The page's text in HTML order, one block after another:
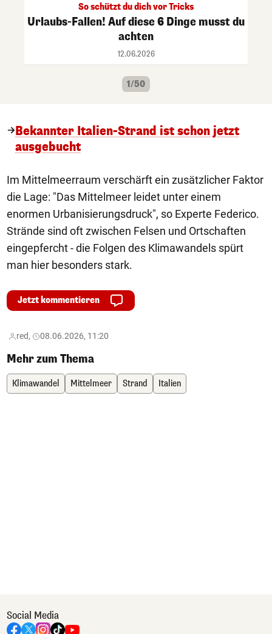
So schützt du dich vor Tricks
Urlaubs-Fallen! Auf diese 6 Dinge musst du
achten
12.06.2026
1/50
Bekannter Italien-Strand ist schon jetzt
ausgebucht
Im Mittelmeerraum verschärft ein zusätzlicher Faktor
die Lage: "Das Mittelmeer leidet unter einem
enormen Urbanisierungsdruck", so Experte Federico.
Strände sind oft zwischen Felsen und Ortschaften
eingepfercht - die Folgen des Klimawandels spürt
man hier besonders stark.
Jetzt kommentieren
red, 08.06.2026, 11:20
Mehr zum Thema
Klimawandel Mittelmeer Strand Italien
Social Media